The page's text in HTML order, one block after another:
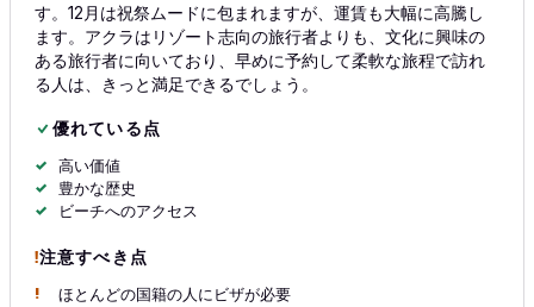
す。12月は祝祭ムードに包まれますが、運賃も大幅に高騰し
ます。アクラはリゾート志向の旅行者よりも、文化に興味の
ある旅行者に向いており、早めに予約して柔軟な旅程で訪れ
る人は、きっと満足できるでしょう。
優れている点
高い価値
豊かな歴史
ビーチへのアクセス
注意すべき点
ほとんどの国籍の人にビザが必要